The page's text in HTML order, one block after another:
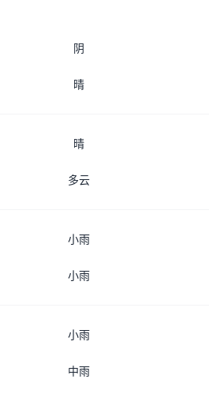
阴
晴
晴
多云
小雨
小雨
小雨
中雨